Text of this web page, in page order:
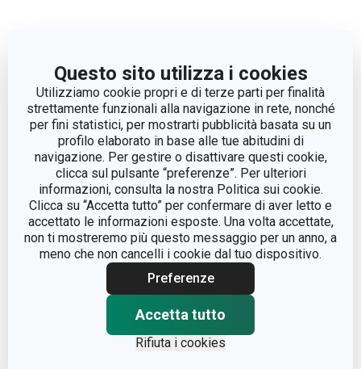
Questo sito utilizza i cookies
Utilizziamo cookie propri e di terze parti per finalità
strettamente funzionali alla navigazione in rete, nonché
per fini statistici, per mostrarti pubblicità basata su un
profilo elaborato in base alle tue abitudini di
navigazione. Per gestire o disattivare questi cookie,
clicca sul pulsante “preferenze”. Per ulteriori
informazioni, consulta la nostra Politica sui cookie.
Clicca su “Accetta tutto” per confermare di aver letto e
accettato le informazioni esposte. Una volta accettate,
non ti mostreremo più questo messaggio per un anno, a
meno che non cancelli i cookie dal tuo dispositivo.
Preferenze
Accetta tutto
Rifiuta i cookies
CATEGORIA tovagliette e tovaglioli
LINEA DI PRODOTTO PURITY FLAIR
MATERIALE
plastica con trattamento
nanoCare
TIPO tovagliette
LAVASTOVIGLIE
8595028487497